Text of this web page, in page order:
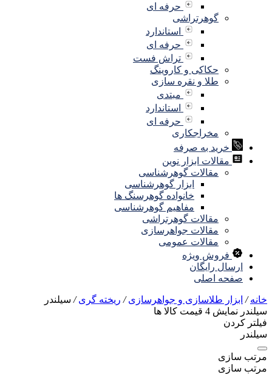
حرفه ای
گوهرتراشی
استاندارد
حرفه ای
تراش فست
حکاکی و کاروینگ
طلا و نقره سازی
مبتدی
استاندارد
حرفه ای
مخراجکاری
خرید به صرفه
مقالات ابزار نوین
مقالات گوهرشناسی
ابزار گوهرشناسی
خانواده گوهرسنگ ها
مفاهیم گوهرشناسی
مقالات گوهرتراشی
مقالات جواهرسازی
مقالات عمومی
فروش ویژه
ارسال رایگان
صفحه اصلی
/ابزار طلاسازی و جواهرسازی/ریخته گری /سیلندر
نمایش 4 قیمت کالا ها
کردن
سازی
سازی